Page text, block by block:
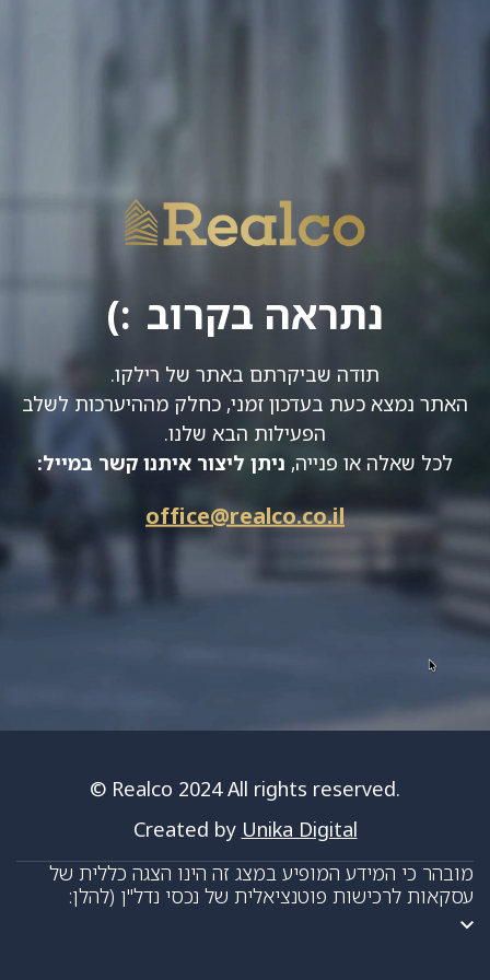
to
נתראה בקרוב
תודה שביקרתם באתר של רילקו.
האתר נמצא כעת בעדכון זמני, כחלק מההיערכות לשלב
הפעילות הבא שלנו.
לכל שאלה או פנייה, ניתן ליצור איתנו קשר במייל:
office@realco.co.il
© Realco 2024 All rights reserved.
מובהר כי המידע המופיע במצג זה הינו הצגה כללית של
עסקאות לרכישות פוטנציאלית של נכסי נדל"ן (להלן:
"הרכישה") ואינו מהווה "הצעה לציבור" להשקעה בניירות
Created by Unika Digital